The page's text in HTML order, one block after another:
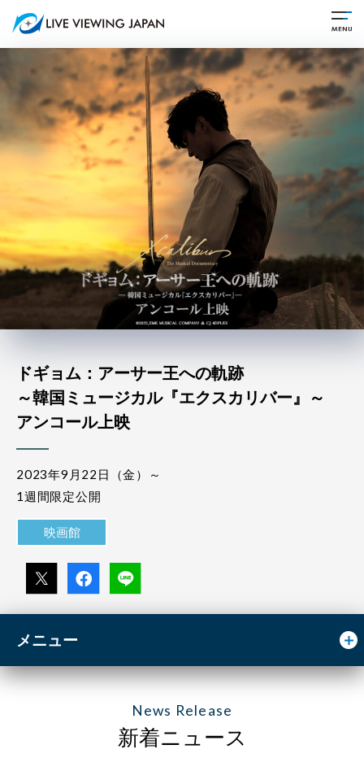
ドギョム：アーサー王への軌跡
～韓国ミュージカル『エクスカリバー』～
アンコール上映
2023年9月22日（金）～
1週間限定公開
映画館
メニュー
News Release
新着ニュース